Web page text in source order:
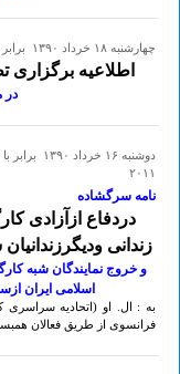
چهارشنبه ۱۸ خرداد ۱۳۹۰ برابر با ۰۸ ژوئن ۲۰۱۱
اطلاعيه
در
۲۰۱۱
نامه سرگشاده
دردفاع ازآزادی
زندانی
و خروج نمایندگان شبه
اسلامی ایران
به : ال. او (اتحادیه سراسری
فرانسوی از طریق فعالان